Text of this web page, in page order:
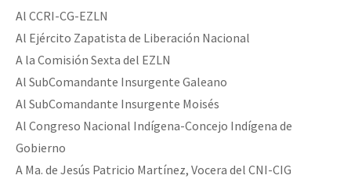
Megaproyectos
Presos
Mujeres
Niñxs
ETIQUETAS
[CDMX – 20 julio] Jornadas globales por la libertad de Jesús
“Sonhando a Terra do Bem Virá” se publica no Estado Espanhol
Se o México sabe, que o mundo saiba! Nossas lutas pela
Al CCRI-CG-EZLN
Al Ejército Zapatista de Liberación Nacional
A la Comisión Sexta del EZLN
Al SubComandante Insurgente Galeano
Al SubComandante Insurgente Moisés
Al Congreso Nacional Indígena-Concejo Indígena de
Gobierno
A Ma. de Jesús Patricio Martínez, Vocera del CNI-CIG